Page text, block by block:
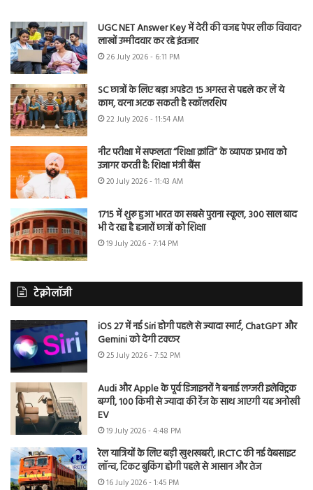
UGC NET Answer Key में देरी की वजह पेपर लीक विवाद?
लाखों उम्मीदवार कर रहे इंतजार
26 July 2026 - 6:11 PM
SC छात्रों के लिए बड़ा अपडेट! 15 अगस्त से पहले कर लें ये
काम, वरना अटक सकती है स्कॉलरशिप
22 July 2026 - 11:54 AM
नीट परीक्षा में सफलता “शिक्षा क्रांति” के व्यापक प्रभाव को
उजागर करती है: शिक्षा मंत्री बैंस
20 July 2026 - 11:43 AM
1715 में शुरू हुआ भारत का सबसे पुराना स्कूल, 300 साल बाद
भी दे रहा है हजारों छात्रों को शिक्षा
19 July 2026 - 7:14 PM
टेक्नोलॉजी
iOS 27 में नई Siri होगी पहले से ज्यादा स्मार्ट, ChatGPT और
Gemini को देगी टक्कर
25 July 2026 - 7:52 PM
Audi और Apple के पूर्व डिजाइनरों ने बनाई लग्जरी इलेक्ट्रिक
बग्गी, 100 किमी से ज्यादा की रेंज के साथ आएगी यह अनोखी
EV
19 July 2026 - 4:48 PM
रेल यात्रियों के लिए बड़ी खुशखबरी, IRCTC की नई वेबसाइट
लॉन्च, टिकट बुकिंग होगी पहले से आसान और तेज
16 July 2026 - 1:45 PM